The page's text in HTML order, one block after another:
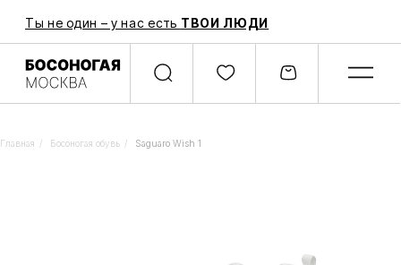
Ты не один – у нас есть ТВОИ ЛЮДИ
Главная / Босоногая обувь / Saguaro Wish 1